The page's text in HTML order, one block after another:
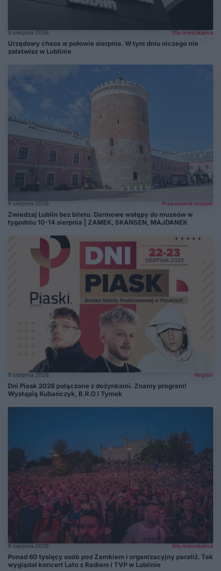
9 sierpnia 2026 Dla mieszkańca
Urzędowy chaos w połowie sierpnia. W tym dniu niczego nie
załatwisz w Lublinie
9 sierpnia 2026 Przewodnik miejski
Zwiedzaj Lublin bez biletu. Darmowe wstępy do muzeów w
tygodniu 10-14 sierpnia | ZAMEK, SKANSEN, MAJDANEK
9 sierpnia 2026 Region
Dni Piask 2026 połączone z dożynkami. Znamy program!
Wystąpią Kubańczyk, B.R.O i Tymek
9 sierpnia 2026 Dla mieszkańca
Ponad 60 tysięcy osób pod Zamkiem i organizacyjny paraliż. Tak
wyglądał koncert Lato z Radiem i TVP w Lublinie